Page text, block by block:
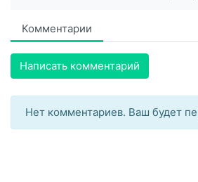
Комментарии
Написать комментарий
Нет комментариев. Ваш будет